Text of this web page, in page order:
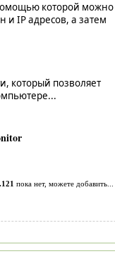
которой можно
и IP адресов, а затем
который позволяет
пока нет, можете добавить...